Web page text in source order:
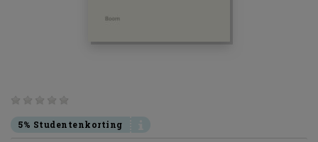
5% Studentenkorting